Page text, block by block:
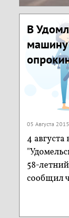
В
машину
05 Августа
4
58-
сообщил